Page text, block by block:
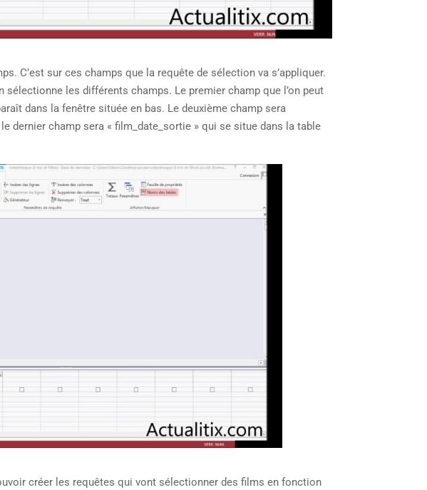
C’est sur ces champs que la requête de sélection va s’appliquer.
les différents champs. Le premier champ que l’on peut
dans la fenêtre située en bas. Le deuxième champ sera
dernier champ sera « film_date_sortie » qui se situe dans la table
créer les requêtes qui vont sélectionner des films en fonction